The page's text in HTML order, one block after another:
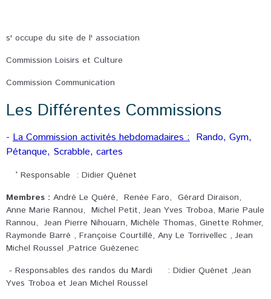
s' occupe du site de l' association
Commission Loisirs et Culture
Commission Communication
Les Différentes Commissions
- La Commission activités hebdomadaires : Rando, Gym,
Pétanque, Scrabble, cartes
° Responsable : Didier Quénet
Membres : André Le Quéré, Renée Faro, Gérard Diraison,
Anne Marie Rannou, Michel Petit, Jean Yves Troboa, Marie Paule
Rannou, Jean Pierre Nihouarn, Michèle Thomas, Ginette Rohmer,
Raymonde Barré , Françoise Courtillé, Any Le Torrivellec , Jean
Michel Roussel ,Patrice Guézenec
- Responsables des randos du Mardi : Didier Quénet ,Jean
Yves Troboa et Jean Michel Roussel